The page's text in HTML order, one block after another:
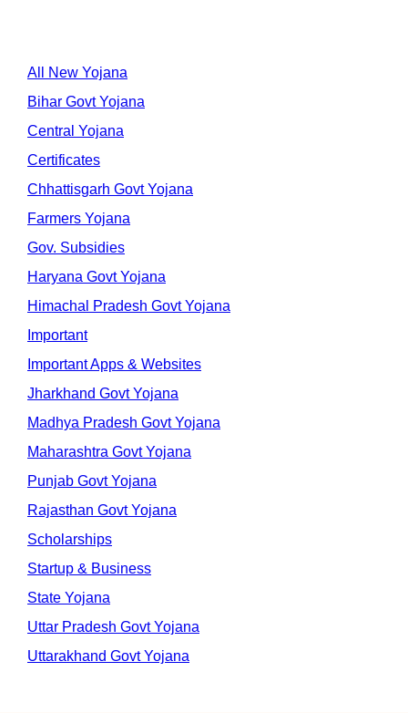
All New Yojana
Bihar Govt Yojana
Central Yojana
Certificates
Chhattisgarh Govt Yojana
Farmers Yojana
Gov. Subsidies
Haryana Govt Yojana
Himachal Pradesh Govt Yojana
Important
Important Apps & Websites
Jharkhand Govt Yojana
Madhya Pradesh Govt Yojana
Maharashtra Govt Yojana
Punjab Govt Yojana
Rajasthan Govt Yojana
Scholarships
Startup & Business
State Yojana
Uttar Pradesh Govt Yojana
Uttarakhand Govt Yojana